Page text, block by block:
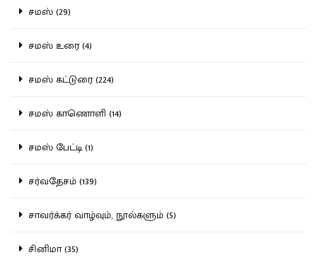
சமஸ் (29)
சமஸ் உரை (4)
சமஸ் கட்டுரை (224)
சமஸ் காணொளி (14)
சமஸ் பேட்டி (1)
சர்வதேசம் (139)
சாவர்க்கர் வாழ்வும், நூல்களும் (5)
சினிமா (35)